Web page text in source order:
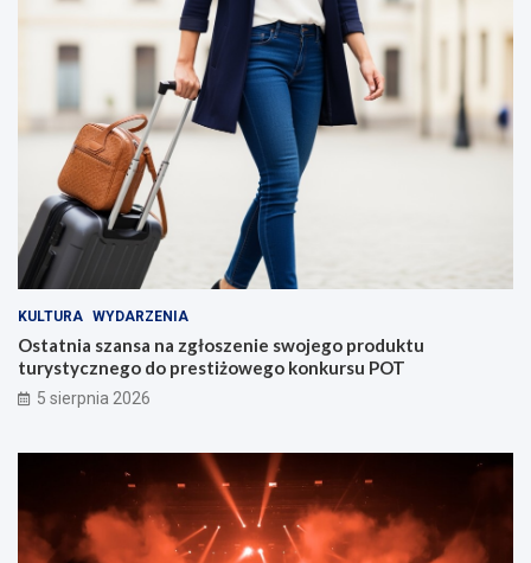
KULTURA WYDARZENIA
Ostatnia szansa na zgłoszenie swojego produktu
turystycznego do prestiżowego konkursu POT
5 sierpnia 2026